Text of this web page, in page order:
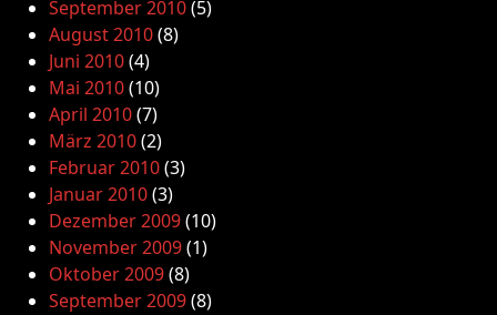
September 2010(5)
August 2010(8)
Juni 2010(4)
Mai 2010(10)
April 2010(7)
März 2010(2)
Februar 2010(3)
Januar 2010(3)
Dezember 2009(10)
November 2009(1)
Oktober 2009(8)
September 2009(8)